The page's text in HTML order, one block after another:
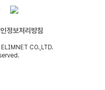
정보처리방침
CO.,LTD.